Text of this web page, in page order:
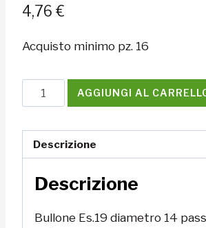
4,76 €
Acquisto minimo pz. 16
Bullone
Es.19
14
passo
1,5
60°
AGGIUNGI AL
Descrizione
Descrizione
Bullone Es.19 diametro 14